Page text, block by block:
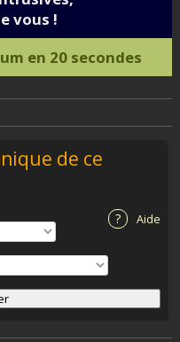
vous !
en 20 secondes
de ce
? Aide